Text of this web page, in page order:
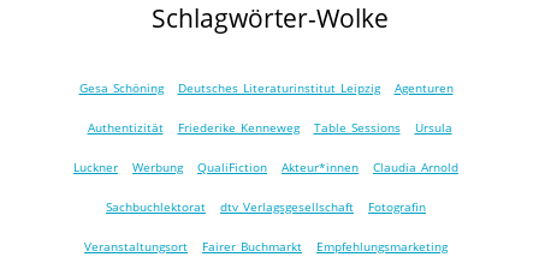
Schlagwörter-Wolke
Gesa Schöning Deutsches Literaturinstitut Leipzig Agenturen
Authentizität Friederike Kenneweg Table Sessions Ursula
Luckner Werbung QualiFiction Akteur*innen Claudia Arnold
Sachbuchlektorat dtv Verlagsgesellschaft Fotografin
Veranstaltungsort Fairer Buchmarkt Empfehlungsmarketing